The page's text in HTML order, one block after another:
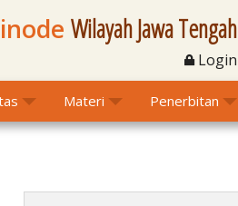
Wilayah Jawa Tengah
Login
Materi Penerbitan